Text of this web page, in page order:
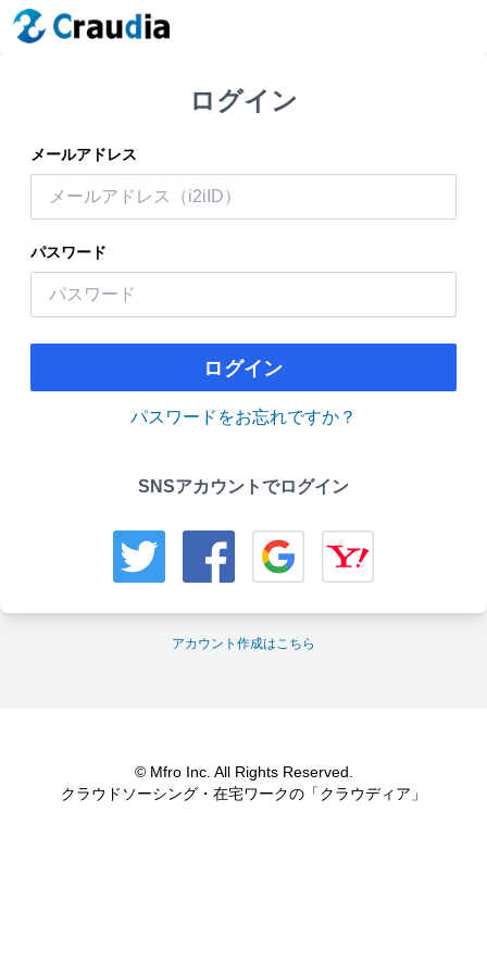
ログイン
メールアドレス
パスワード
ログイン
パスワードをお忘れですか？
SNSアカウントでログイン
アカウント作成はこちら
© Mfro Inc. All Rights Reserved.
クラウドソーシング・在宅ワークの「クラウディア」